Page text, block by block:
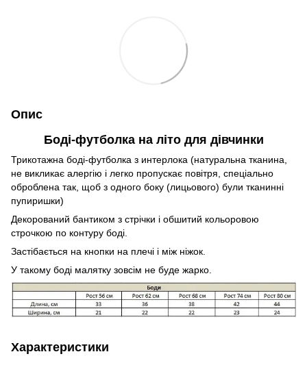
Опис
Боді-футболка на літо для дівчинки
Трикотажна боді-футболка з интерлока (натуральна тканина,
не викликає алергію і легко пропускає повітря, спеціально
оброблена так, щоб з одного боку (лицьового) були тканинні
пупиришки)
Декорований бантиком з стрічки і обшитий кольоровою
строчкою по контуру боді.
Застібається на кнопки на плечі і між ніжок.
У такому боді малятку зовсім не буде жарко.
Характеристики